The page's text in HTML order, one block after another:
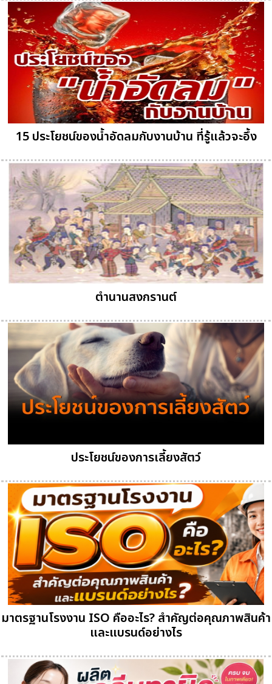
15 ประโยชน์ของน้ำอัดลมกับงานบ้าน ที่รู้แล้วจะอึ้ง
ตำนานสงกรานต์
ประโยชน์ของการเลี้ยงสัตว์
มาตรฐานโรงงาน ISO คืออะไร? สำคัญต่อคุณภาพสินค้า
และแบรนด์อย่างไร